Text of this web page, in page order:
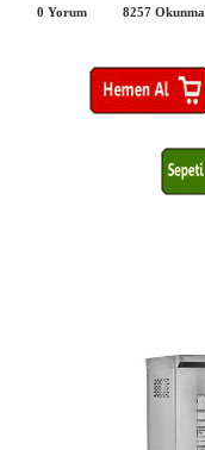
0 Yorum 8257 Okunma